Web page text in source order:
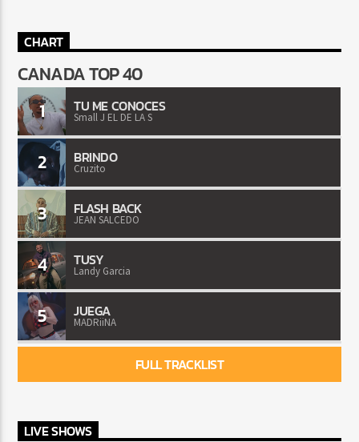
CHART
CANADA TOP 40
1 TU ME CONOCES
Small J EL DE LA S
2 BRINDO
Cruzito
3 FLASH BACK
JEAN SALCEDO
4 TUSY
Landy Garcia
5 JUEGA
MADRiiNA
FULL TRACKLIST
LIVE SHOWS